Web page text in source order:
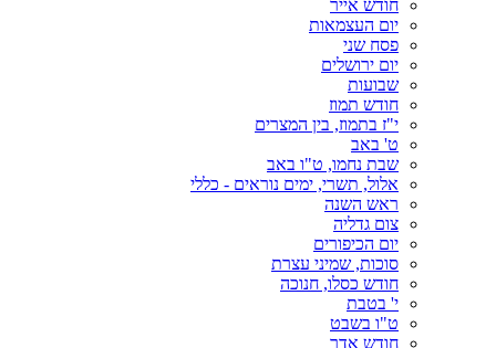
חודש אייר
יום העצמאות
פסח שני
יום ירושלים
שבועות
חודש תמוז
י"ז בתמוז, בין המצרים
ט' באב
שבת נחמו, ט"ו באב
אלול, תשרי, ימים נוראים - כללי
ראש השנה
צום גדליה
יום הכיפורים
סוכות, שמיני עצרת
חודש כסלו, חנוכה
י' בטבת
ט"ו בשבט
חודש אדר